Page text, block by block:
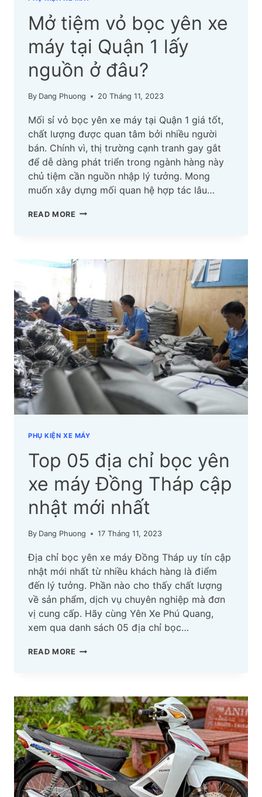
Mở tiệm vỏ bọc yên xe
máy tại Quận 1 lấy
nguồn ở đâu?
By Dang Phuong 20 Tháng 11, 2023
Mối sỉ vỏ bọc yên xe máy tại Quận 1 giá tốt,
chất lượng được quan tâm bởi nhiều người
bán. Chính vì, thị trường cạnh tranh gay gắt
để dễ dàng phát triển trong ngành hàng này
chủ tiệm cần nguồn nhập lý tưởng. Mong
muốn xây dựng mối quan hệ hợp tác lâu…
READ MORE MỞ
YÊN
XE
MÁY
TẠI
QUẬN
1
LẤY
NGUỒN
ĐÂU?
PHỤ KIỆN XE MÁY
Top 05 địa chỉ bọc yên
xe máy Đồng Tháp cập
nhật mới nhất
By Dang Phuong 17 Tháng 11, 2023
Địa chỉ bọc yên xe máy Đồng Tháp uy tín cập
nhật mới nhất từ nhiều khách hàng là điểm
đến lý tưởng. Phần nào cho thấy chất lượng
về sản phẩm, dịch vụ chuyên nghiệp mà đơn
vị cung cấp. Hãy cùng Yên Xe Phú Quang,
xem qua danh sách 05 địa chỉ bọc…
READ MORE TOP
BỌC
YÊN
XE
MÁY
ĐỒNG
THÁP
CẬP